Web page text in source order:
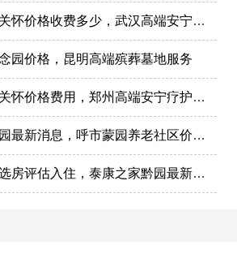
武汉泰康楚园临终关怀价格收费多少，武汉高端安宁疗护，高端殡仪一条龙服务
园价格，昆明高端殡葬墓地服务
郑州泰康豫园临终关怀价格费用，郑州高端安宁疗护在哪里
内蒙古泰康之家蒙园最新消息，呼市蒙园养老社区价格表
贵阳黔园今日开始选房评估入住，泰康之家黔园最新动态